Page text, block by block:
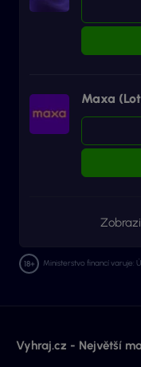
Maxa
Ministerstvo financí varuje:
Vyhraj.cz - Největší